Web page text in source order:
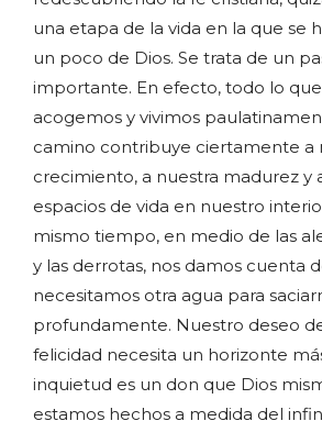
una etapa de la vida en la que se
un poco de Dios. Se trata de un
importante. En efecto, todo lo
acogemos y vivimos
camino contribuye ciertamente a
crecimiento, a nuestra madurez y
espacios de vida en nuestro
mismo tiempo, en medio de las
y las derrotas, nos damos cuenta
necesitamos otra agua para
profundamente. Nuestro deseo
felicidad necesita un horizonte
inquietud es un don que Dios
estamos hechos a medida del